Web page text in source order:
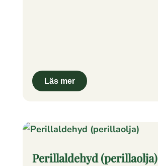
Perillaldehyd (perillaolja)